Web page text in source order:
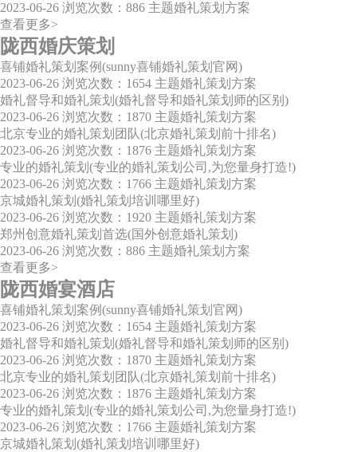
2023-06-26 浏览次数：886 主题婚礼策划方案
查看更多>
陇西婚庆策划
喜铺婚礼策划案例(sunny喜铺婚礼策划官网)
2023-06-26 浏览次数：1654 主题婚礼策划方案
婚礼督导和婚礼策划(婚礼督导和婚礼策划师的区别)
2023-06-26 浏览次数：1870 主题婚礼策划方案
北京专业的婚礼策划团队(北京婚礼策划前十排名)
2023-06-26 浏览次数：1876 主题婚礼策划方案
专业的婚礼策划(专业的婚礼策划公司,为您量身打造!)
2023-06-26 浏览次数：1766 主题婚礼策划方案
京城婚礼策划(婚礼策划培训哪里好)
2023-06-26 浏览次数：1920 主题婚礼策划方案
郑州创意婚礼策划首选(国外创意婚礼策划)
2023-06-26 浏览次数：886 主题婚礼策划方案
查看更多>
陇西婚宴酒店
喜铺婚礼策划案例(sunny喜铺婚礼策划官网)
2023-06-26 浏览次数：1654 主题婚礼策划方案
婚礼督导和婚礼策划(婚礼督导和婚礼策划师的区别)
2023-06-26 浏览次数：1870 主题婚礼策划方案
北京专业的婚礼策划团队(北京婚礼策划前十排名)
2023-06-26 浏览次数：1876 主题婚礼策划方案
专业的婚礼策划(专业的婚礼策划公司,为您量身打造!)
2023-06-26 浏览次数：1766 主题婚礼策划方案
京城婚礼策划(婚礼策划培训哪里好)